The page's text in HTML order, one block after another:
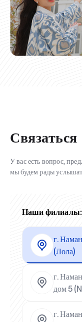
Связаться
У вас есть вопрос,
мы будем рады
Наши филиалы:
г.
(Лола)
г.
дом 5
г.